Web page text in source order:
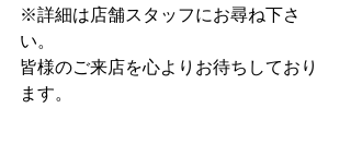
※詳細は店舗スタッフにお尋ね下さ
い。
皆様のご来店を心よりお待ちしており
ます。